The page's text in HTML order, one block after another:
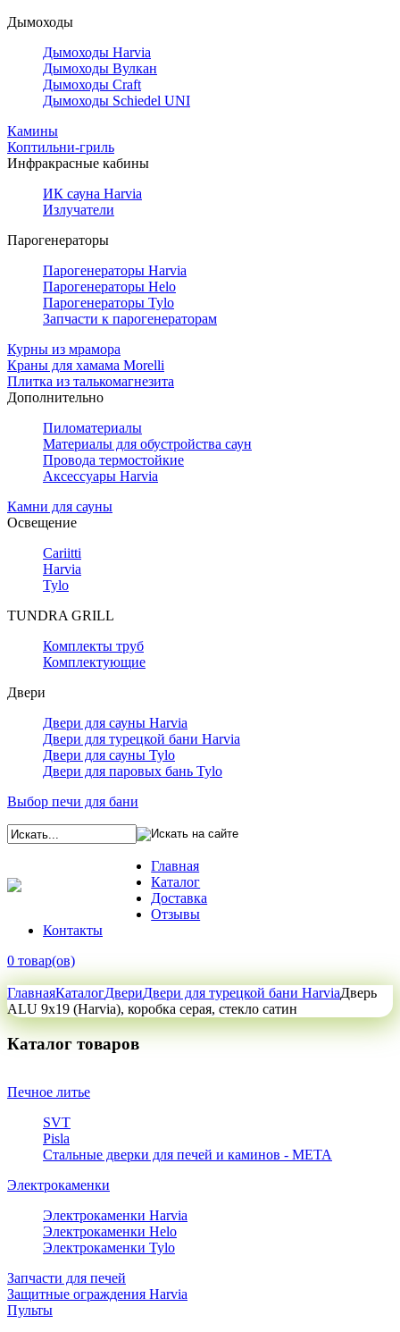
Дымоходы
Дымоходы Harvia
Дымоходы Вулкан
Дымоходы Craft
Дымоходы Schiedel UNI
Камины
Коптильни-гриль
Инфракрасные кабины
ИК сауна Harvia
Излучатели
Парогенераторы
Парогенераторы Harvia
Парогенераторы Helo
Парогенераторы Tylo
Запчасти к парогенераторам
Курны из мрамора
Краны для хамама Morelli
Плитка из талькомагнезита
Дополнительно
Пиломатериалы
Материалы для обустройства саун
Провода термостойкие
Аксессуары Harvia
Камни для сауны
Освещение
Cariitti
Harvia
Tylo
TUNDRA GRILL
Комплекты труб
Комплектующие
Двери
Двери для сауны Harvia
Двери для турецкой бани Harvia
Двери для сауны Tylo
Двери для паровых бань Tylo
Выбор печи для бани
Главная
Каталог
Доставка
Отзывы
Контакты
0 товар(ов)
ГлавнаяКаталогДвериДвери для турецкой бани HarviaДверь
ALU 9x19 (Harvia), коробка серая, стекло сатин
Каталог товаров
Печное литье
SVT
Pisla
Стальные дверки для печей и каминов - META
Электрокаменки
Электрокаменки Harvia
Электрокаменки Helo
Электрокаменки Tylo
Запчасти для печей
Защитные ограждения Harvia
Пульты